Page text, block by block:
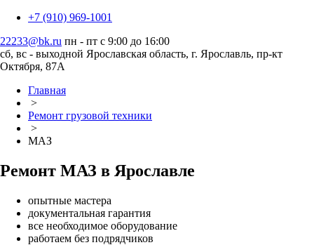
+7 (910) 969-1001
22233@bk.ru пн - пт с 9:00 до 16:00
сб, вс - выходной Ярославская область, г. Ярославль, пр-кт
Октября, 87А
Главная
>
Ремонт грузовой техники
>
МАЗ
Ремонт МАЗ в Ярославле
опытные мастера
документальная гарантия
все необходимое оборудование
работаем без подрядчиков